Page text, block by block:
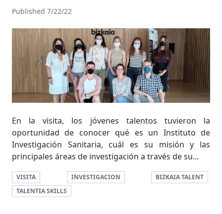
Published 7/22/22
En la visita, los jóvenes talentos tuvieron la
oportunidad de conocer qué es un Instituto de
Investigación Sanitaria, cuál es su misión y las
principales áreas de investigación a través de su...
VISITA INVESTIGACION
BIZKAIA TALENT
TALENTIA SKILLS